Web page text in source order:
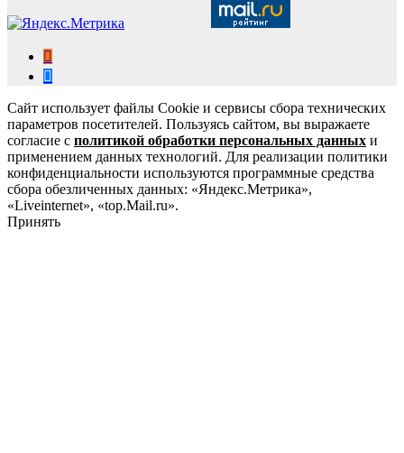
Сайт использует файлы Cookie и сервисы сбора технических
параметров посетителей. Пользуясь сайтом, вы выражаете
согласие с политикой обработки персональных данных и
применением данных технологий. Для реализации политики
конфиденциальности используются программные средства
сбора обезличенных данных: «Яндекс.Метрика»,
«Liveinternet», «top.Mail.ru».
Принять